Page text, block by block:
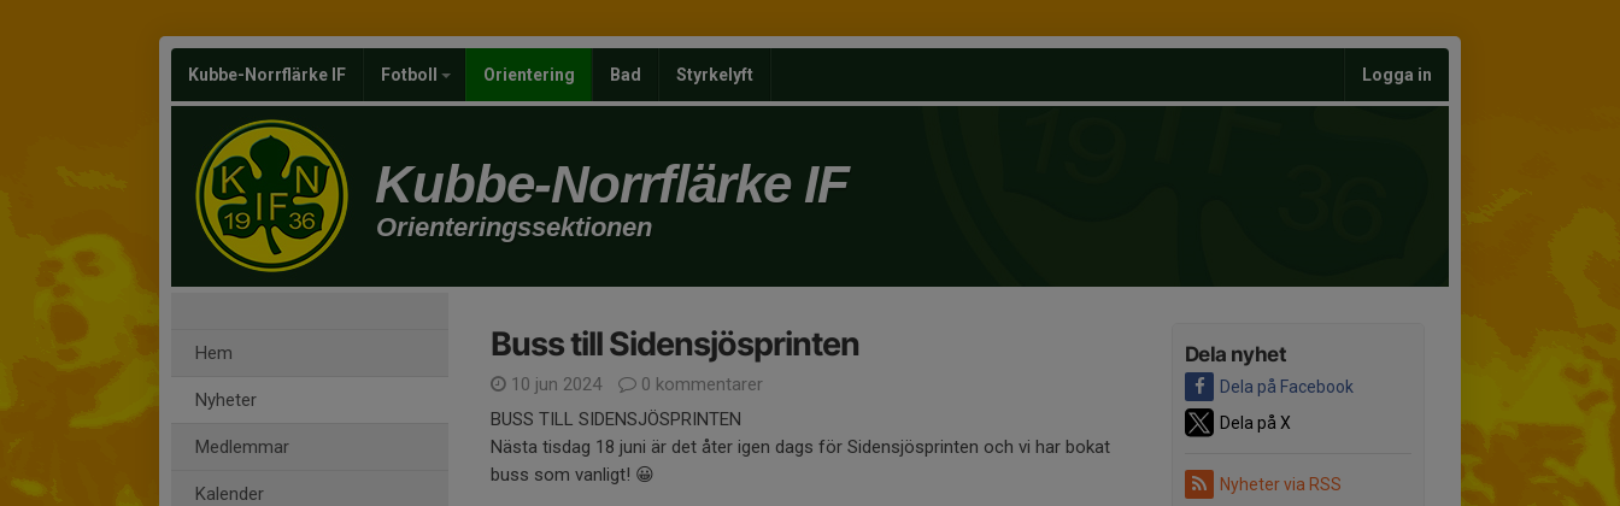
Kubbe-Norrflärke IF Fotboll Orientering Bad Styrkelyft Logga in
Kubbe-Norrflärke IF
Orienteringssektionen
Hem
Nyheter
Medlemmar
Kalender
Dela nyhet
Dela på Facebook
Dela på X
Nyheter via RSS
Buss till Sidensjösprinten
10 jun 2024
0 kommentarer
BUSS TILL SIDENSJÖSPRINTEN
Nästa tisdag 18 juni är det åter igen dags för Sidensjösprinten och vi har bokat
buss som vanligt! 😀